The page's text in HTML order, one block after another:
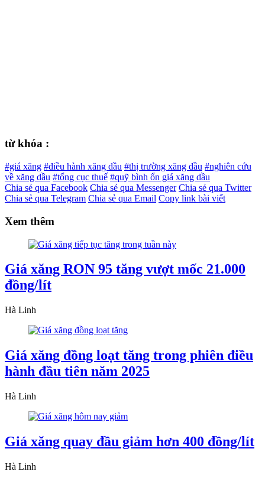
từ khóa :
#giá xăng #điều hành xăng dầu #thị trường xăng dầu #nghiên cứu
về xăng dầu #tổng cục thuế #quỹ bình ổn giá xăng dầu
Chia sẻ qua Facebook Chia sẻ qua Messenger Chia sẻ qua Twitter
Chia sẻ qua Telegram Chia sẻ qua Email Copy link bài viết
Xem thêm
Giá xăng RON 95 tăng vượt mốc 21.000
đồng/lít
Hà Linh
Giá xăng đồng loạt tăng trong phiên điều
hành đầu tiên năm 2025
Hà Linh
Giá xăng quay đầu giảm hơn 400 đồng/lít
Hà Linh